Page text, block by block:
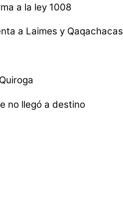
a la ley 1008
a Laimes y Qaqachacas
no llegó a destino